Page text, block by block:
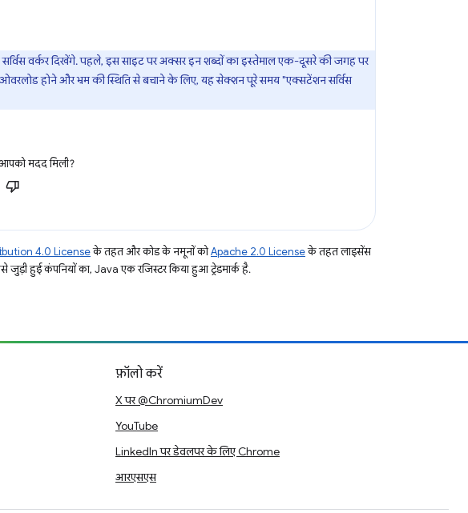
वर्कर दिखेंगे. पहले, इस साइट पर अक्सर इन शब्दों का इस्तेमाल एक-दूसरे की जगह पर
होने और भ्रम की स्थिति से बचाने के लिए, यह सेक्शन पूरे समय "एक्सटेंशन सर्विस
मदद मिली?
4.0 Licenseके तहत और कोड के नमूनों कोApache 2.0 Licenseके तहत लाइसेंस
हुई कंपनियों का, Java एक रजिस्टर किया हुआ ट्रेडमार्क है.
फ़ॉलो करें
X पर @ChromiumDev
YouTube
LinkedIn पर डेवलपर के लिए Chrome
आरएसएस